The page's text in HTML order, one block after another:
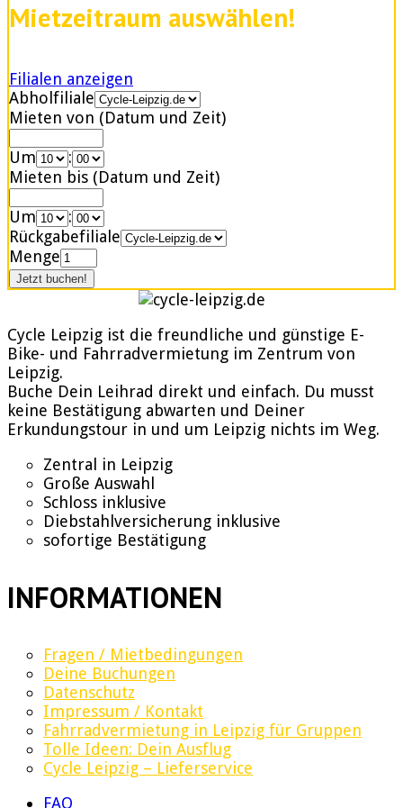
Mietzeitraum auswählen!
Filialen anzeigen
Abholfiliale
Mieten von (Datum und Zeit)
Um
:
Mieten bis (Datum und Zeit)
Um
:
Rückgabefiliale
Menge
Cycle Leipzig ist die freundliche und günstige E-
Bike- und Fahrradvermietung im Zentrum von
Leipzig.
Buche Dein Leihrad direkt und einfach. Du musst
keine Bestätigung abwarten und Deiner
Erkundungstour in und um Leipzig nichts im Weg.
Zentral in Leipzig
Große Auswahl
Schloss inklusive
Diebstahlversicherung inklusive
sofortige Bestätigung
INFORMATIONEN
Fragen / Mietbedingungen
Deine Buchungen
Datenschutz
Impressum / Kontakt
Fahrradvermietung in Leipzig für Gruppen
Tolle Ideen: Dein Ausflug
Cycle Leipzig – Lieferservice
FAQ